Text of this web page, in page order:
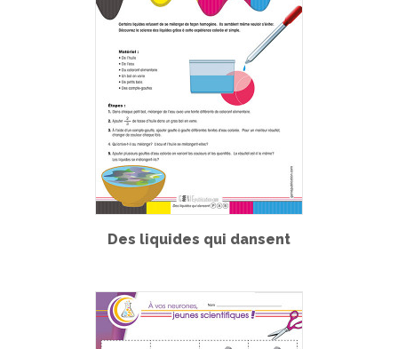
Des liquides qui dansent